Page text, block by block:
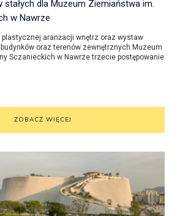
dla Muzeum Ziemiaństwa im.
w Nawrze
aranżacji wnętrz oraz wystaw
oraz terenów zewnętrznych Muzeum
Sczanieckich w Nawrze trzecie postępowanie
ZOBACZ WIĘCEJ